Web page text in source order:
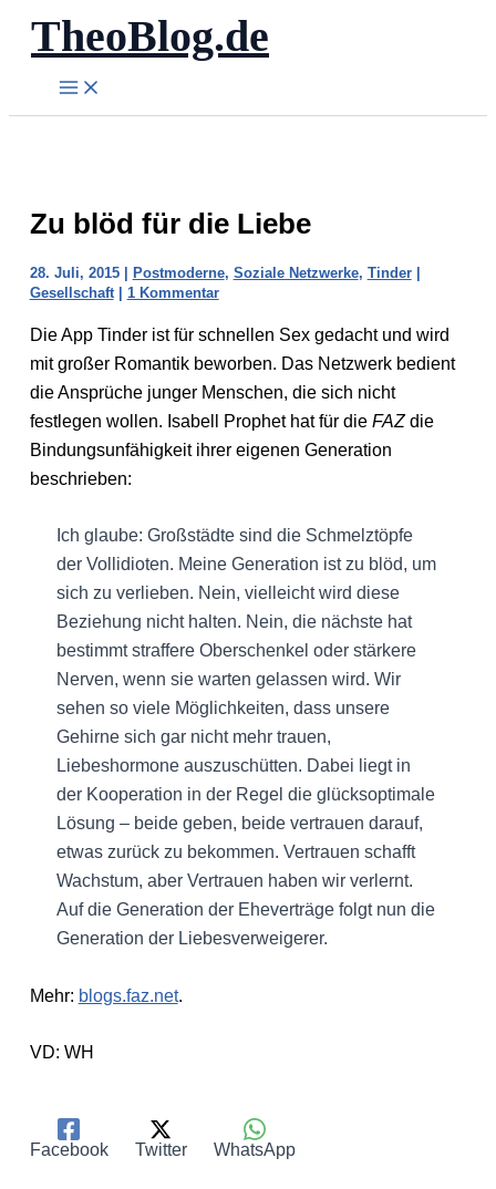
Zum
Inhalt
springen
TheoBlog.de
Zu blöd für die Liebe
28. Juli, 2015 | Postmoderne, Soziale Netzwerke, Tinder|
Gesellschaft| 1 Kommentar
Die App Tinder ist für schnellen Sex gedacht und wird
mit großer Romantik beworben. Das Netzwerk bedient
die Ansprüche junger Menschen, die sich nicht
festlegen wollen. Isabell Prophet hat für die FAZdie
Bindungsunfähigkeit ihrer eigenen Generation
beschrieben:
Ich glaube: Großstädte sind die Schmelztöpfe
der Vollidioten. Meine Generation ist zu blöd, um
sich zu verlieben. Nein, vielleicht wird diese
Beziehung nicht halten. Nein, die nächste hat
bestimmt straffere Oberschenkel oder stärkere
Nerven, wenn sie warten gelassen wird. Wir
sehen so viele Möglichkeiten, dass unsere
Gehirne sich gar nicht mehr trauen,
Liebeshormone auszuschütten. Dabei liegt in
der Kooperation in der Regel die glücksoptimale
Lösung – beide geben, beide vertrauen darauf,
etwas zurück zu bekommen. Vertrauen schafft
Wachstum, aber Vertrauen haben wir verlernt.
Auf die Generation der Eheverträge folgt nun die
Generation der Liebesverweigerer.
Mehr: blogs.faz.net.
VD: WH
Facebook Twitter WhatsApp